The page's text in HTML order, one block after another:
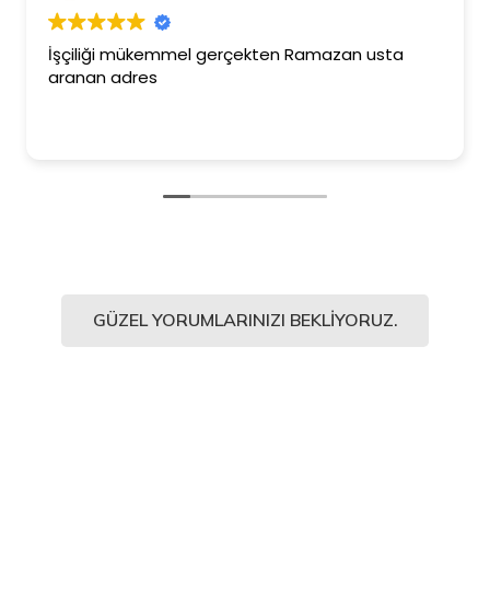
İşçiliği mükemmel gerçekten Ramazan usta
aranan adres
GÜZEL YORUMLARINIZI BEKLIYORUZ.